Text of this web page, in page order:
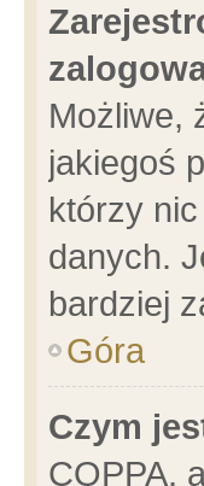
Możliwe,
jakiegoś
którzy
danych.
bardziej
Góra
Czym
COPPA,